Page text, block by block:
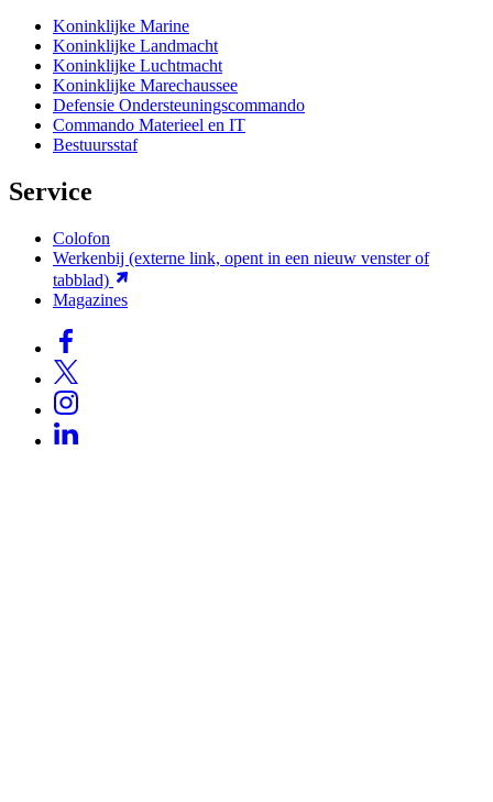
Koninklijke Marine
Koninklijke Landmacht
Koninklijke Luchtmacht
Koninklijke Marechaussee
Defensie Ondersteuningscommando
Commando Materieel en IT
Bestuursstaf
Service
Colofon
Werkenbij (externe link, opent in een nieuw venster of
tabblad)
Magazines